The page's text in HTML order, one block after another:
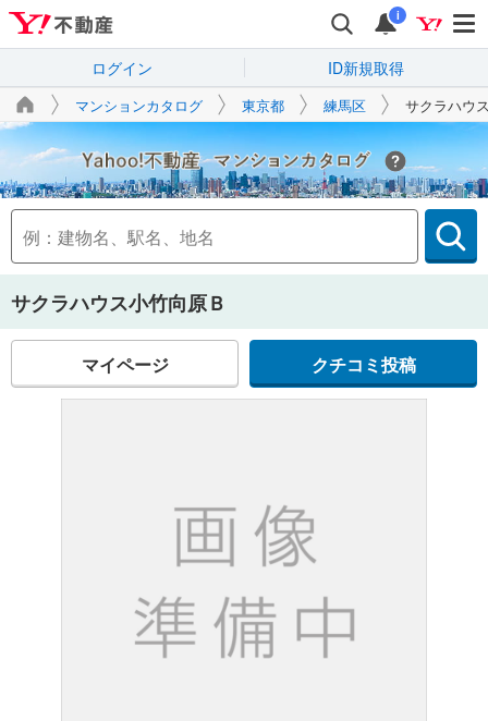
i
ログイン ID新規取得
マンションカタログ 東京都 練馬区 サクラハウ
Yahoo!不動産
サクラハウス小竹向原Ｂ
マイページ クチコミ投稿